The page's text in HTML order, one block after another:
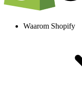
Waarom Shopify